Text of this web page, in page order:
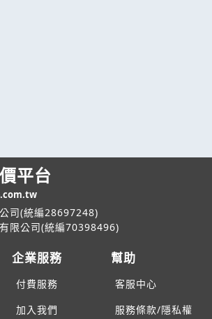
平台
司(統編28697248)
限公司(統編70398496)
企業服務
付費服務
加入我們
幫助
客服中心
服務條款/隱私權